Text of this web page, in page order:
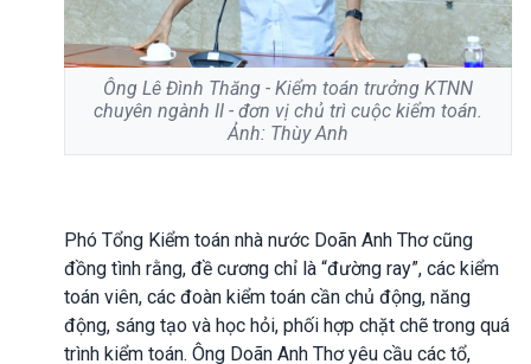
Ông Lê Đình Thăng - Kiểm toán trưởng KTNN
chuyên ngành II - đơn vị chủ trì cuộc kiểm toán.
Ảnh: Thùy Anh
Phó Tổng Kiểm toán nhà nước Doãn Anh Thơ cũng
đồng tình rằng, đề cương chỉ là “đường ray”, các kiểm
toán viên, các đoàn kiểm toán cần chủ động, năng
động, sáng tạo và học hỏi, phối hợp chặt chẽ trong quá
trình kiểm toán. Ông Doãn Anh Thơ yêu cầu các tổ,